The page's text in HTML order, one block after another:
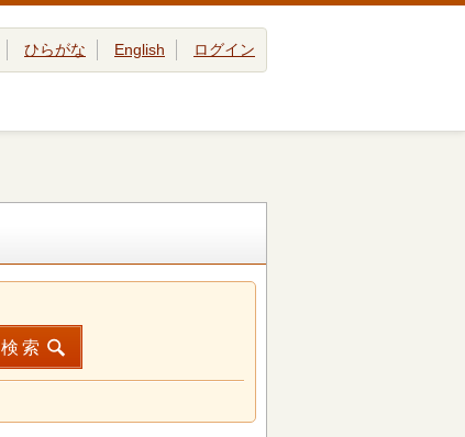
ひらがな English ログイン
検索